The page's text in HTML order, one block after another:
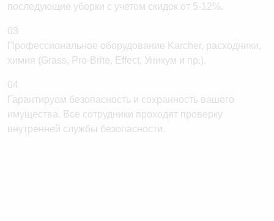
последующие уборки с учетом скидок от 5-12%.
03
Профессиональное оборудование Karcher, расходники,
химия (Grass, Pro-Brite, Effect, Уникум и пр.).
04
Гарантируем безопасность и сохранность вашего
имущества. Все сотрудники проходят проверку
внутренней службы безопасности.